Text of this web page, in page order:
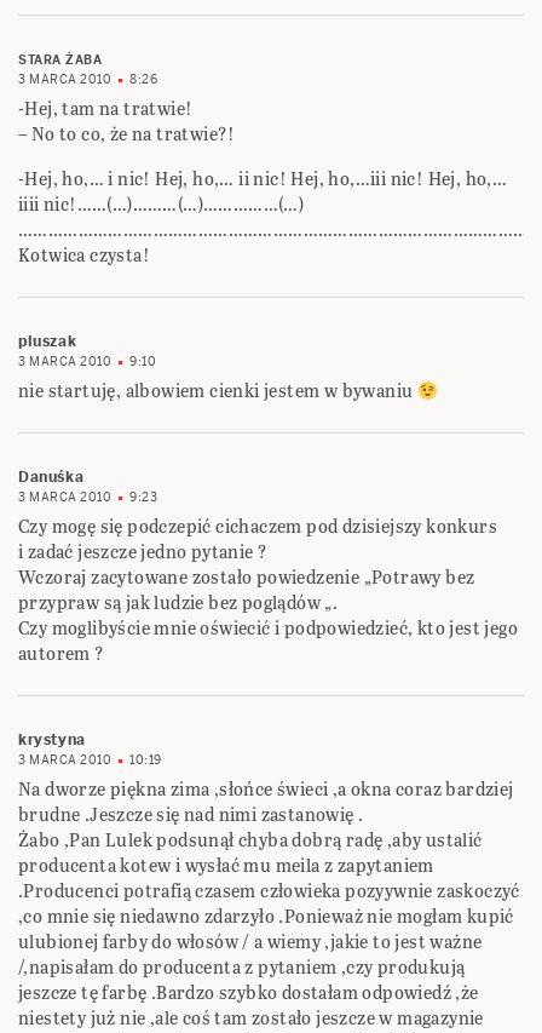
STARA ŻABA
3 MARCA 2010
8:26
-Hej, tam na tratwie!
– No to co, że na tratwie?!
-Hej, ho,… i nic! Hej, ho,… ii nic! Hej, ho,…iii nic! Hej, ho,…
iiii nic!……(…)………(…)……………(…)
Kotwica czysta!
pluszak
3 MARCA 2010 9:10
nie startuję, albowiem cienki jestem w bywaniu
Danuśka
3 MARCA 2010 9:23
Czy mogę się podczepić cichaczem pod dzisiejszy konkurs
i zadać jeszcze jedno pytanie ?
Wczoraj zacytowane zostało powiedzenie „Potrawy bez
przypraw są jak ludzie bez poglądów „.
Czy moglibyście mnie oświecić i podpowiedzieć, kto jest jego
autorem ?
krystyna
3 MARCA 2010 10:19
Na dworze piękna zima ,słońce świeci ,a okna coraz bardziej
brudne .Jeszcze się nad nimi zastanowię .
Żabo ,Pan Lulek podsunął chyba dobrą radę ,aby ustalić
producenta kotew i wysłać mu meila z zapytaniem
.Producenci potrafią czasem człowieka pozyywnie zaskoczyć
,co mnie się niedawno zdarzyło .Ponieważ nie mogłam kupić
ulubionej farby do włosów / a wiemy ,jakie to jest ważne
/,napisałam do producenta z pytaniem ,czy produkują
jeszcze tę farbę .Bardzo szybko dostałam odpowiedź ,że
niestety już nie ,ale coś tam zostało jeszcze w magazynie